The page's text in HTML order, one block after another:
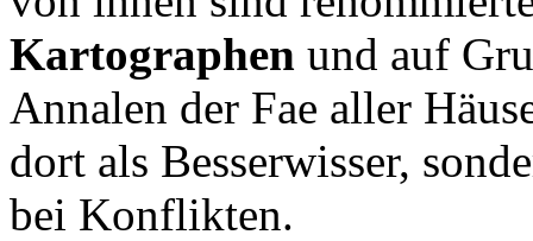
Kartographen und auf
Annalen der Fae aller
dort als Besserwisser,
bei Konflikten.